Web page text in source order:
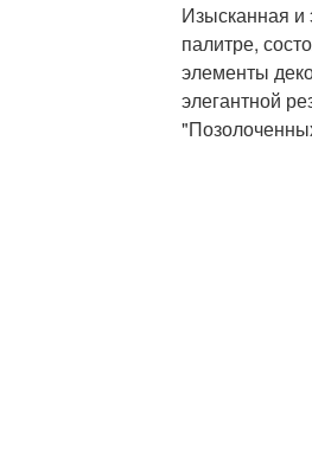
Изысканная и
палитре,
элементы
элегантной